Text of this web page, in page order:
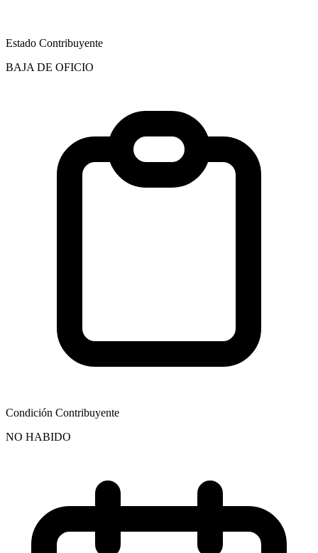
Estado Contribuyente
BAJA DE OFICIO
Condición Contribuyente
NO HABIDO